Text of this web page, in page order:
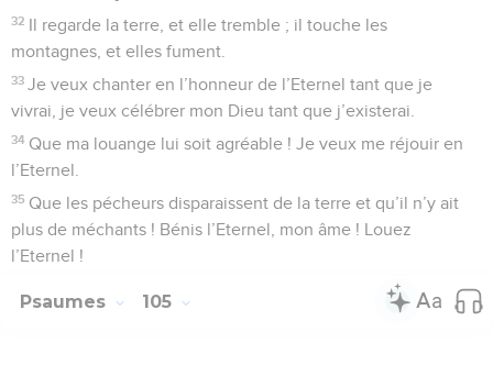
32 Il regarde la terre, et elle tremble ; il touche les
montagnes, et elles fument.
33 Je veux chanter en l’honneur de l’Eternel tant que je
vivrai, je veux célébrer mon Dieu tant que j’existerai.
34 Que ma louange lui soit agréable ! Je veux me réjouir en
l’Eternel.
35 Que les pécheurs disparaissent de la terre et qu’il n’y ait
plus de méchants ! Bénis l’Eternel, mon âme ! Louez
l’Eternel !
Psaumes 105